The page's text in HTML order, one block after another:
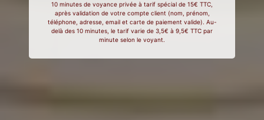
10 minutes de voyance privée à tarif spécial de 15€ TTC,
après validation de votre compte client (nom, prénom,
téléphone, adresse, email et carte de paiement valide). Au-
delà des 10 minutes, le tarif varie de 3,5€ à 9,5€ TTC par
minute selon le voyant.